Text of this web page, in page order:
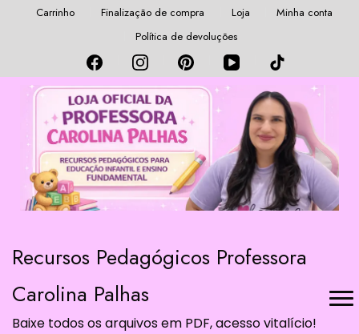
Carrinho Finalização de compra Loja
Minha conta
Política de devoluções
Recursos Pedagógicos Professora
Carolina Palhas
Baixe todos os arquivos em PDF, acesso vitalício!